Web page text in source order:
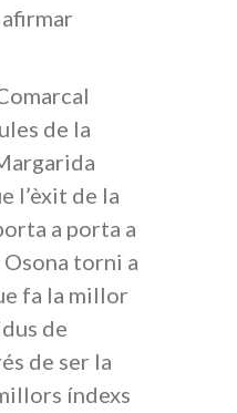
de la
l’èxit de la
a porta a
torni a
fa la millor
de
de ser la
índexs